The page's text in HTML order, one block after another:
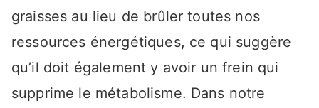
graisses au lieu de brûler toutes nos
ressources énergétiques, ce qui suggère
qu’il doit également y avoir un frein qui
supprime le métabolisme. Dans notre